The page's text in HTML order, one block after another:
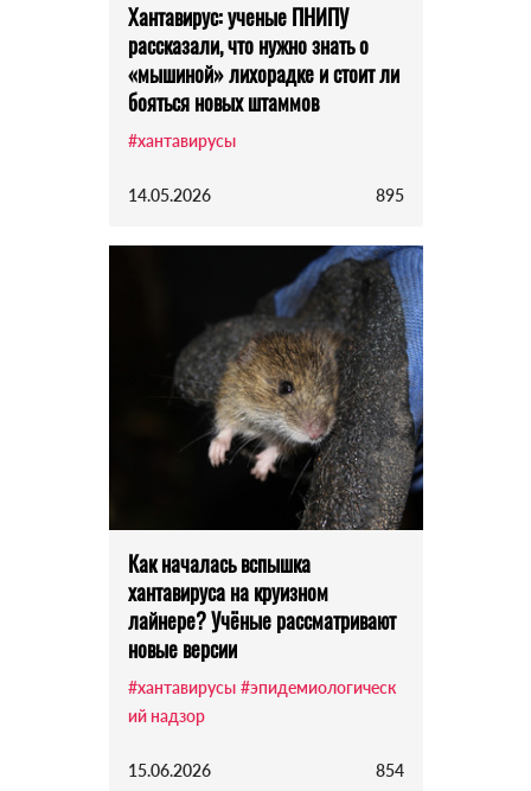
Хантавирус: ученые ПНИПУ
рассказали, что нужно знать о
«мышиной» лихорадке и стоит ли
бояться новых штаммов
#хантавирусы
14.05.2026 895
Как началась вспышка
хантавируса на круизном
лайнере? Учёные рассматривают
новые версии
#хантавирусы #эпидемиологическ
ий надзор
15.06.2026 854